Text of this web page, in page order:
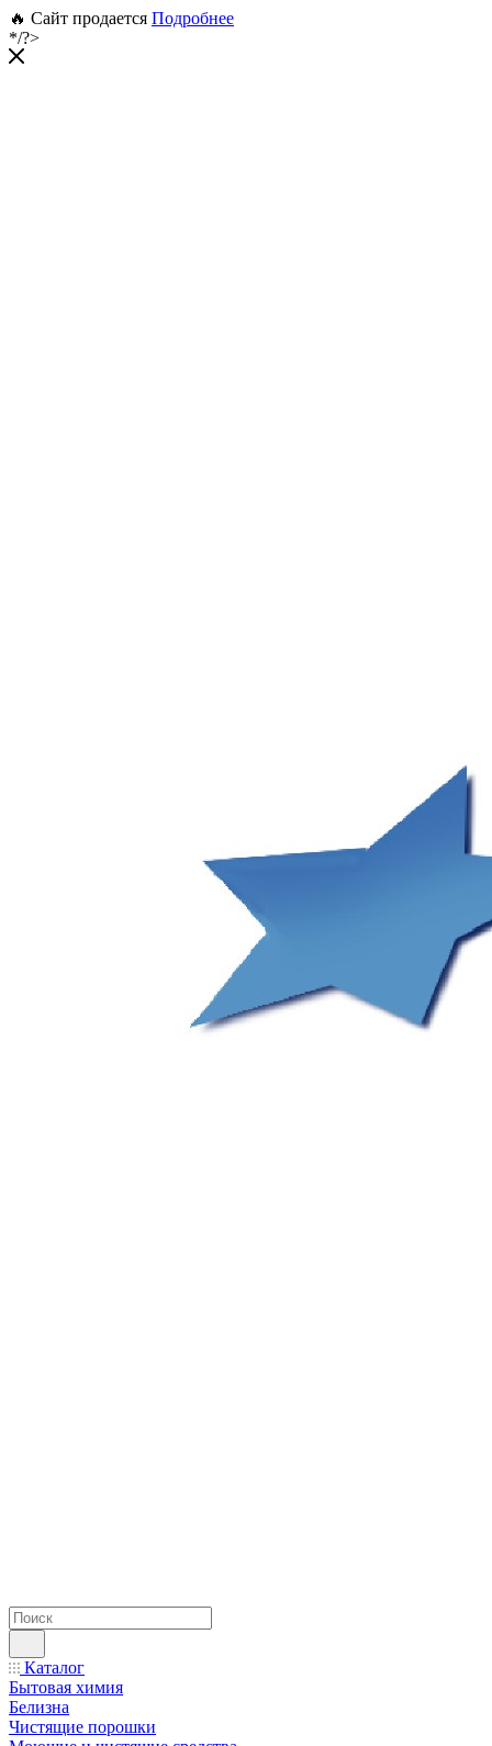
🔥 Сайт продается Подробнее
*/?>
Каталог
Бытовая химия
Белизна
Чистящие порошки